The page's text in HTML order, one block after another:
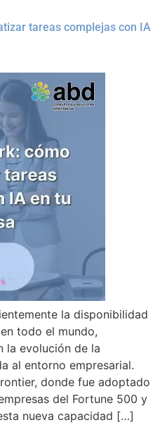
tareas complejas con IA
la disponibilidad
todo el mundo,
la evolución de la
al entorno empresarial.
donde fue adoptado
del Fortune 500 y
nueva capacidad […]